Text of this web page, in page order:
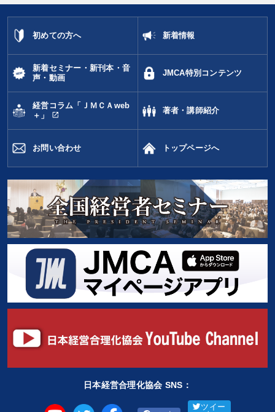
初めての方へ 新着情報
新着セミナー・新刊本・音
声・動画
JMCA特別コンテンツ
経営コラム「ＪＭＣＡweb
＋」
open_in_new
著者・講師紹介
お問い合わせ トップページへ
日本経営合理化協会 SNS：
ツイー